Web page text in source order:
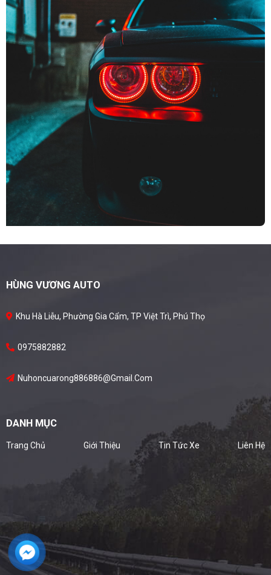
HÙNG VƯƠNG AUTO
Khu Hà Liễu, Phường Gia Cẩm, TP Việt Trì, Phú Thọ
0975882882
Nuhoncuarong886886@gmail.com
DANH MỤC
Trang Chủ Giới Thiệu Tin Tức Xe Liên Hệ